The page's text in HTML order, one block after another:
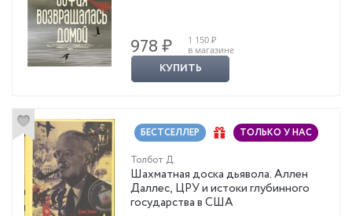
978 ₽
1 150 ₽
в магазине
КУПИТЬ
БЕСТСЕЛЛЕР ТОЛЬКО У НАС
Толбот Д.
Шахматная доска дьявола. Аллен
Даллес, ЦРУ и истоки глубинного
государства в США